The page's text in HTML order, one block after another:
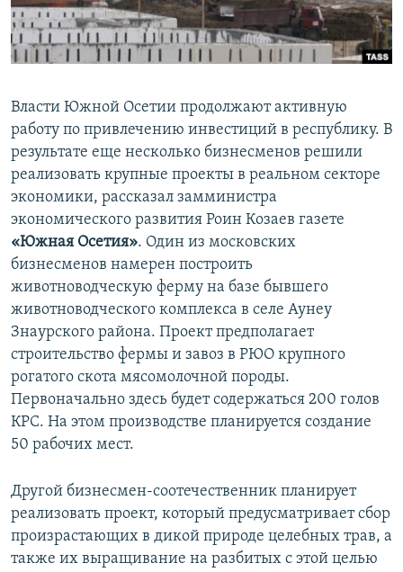
СПОРТ
МИР
БЛОГИ
ГОЛОСА
АРХИВ РАДИОПРОГРАММЫ
Власти Южной Осетии продолжают активную
работу по привлечению инвестиций в республику. В
результате еще несколько бизнесменов решили
реализовать крупные проекты в реальном секторе
экономики, рассказал замминистра
экономического развития Роин Козаев газете
«Южная Осетия». Один из московских
бизнесменов намерен построить
животноводческую ферму на базе бывшего
животноводческого комплекса в селе Аунеу
Знаурского района. Проект предполагает
строительство фермы и завоз в РЮО крупного
рогатого скота мясомолочной породы.
Первоначально здесь будет содержаться 200 голов
КРС. На этом производстве планируется создание
50 рабочих мест.
Другой бизнесмен-соотечественник планирует
реализовать проект, который предусматривает сбор
произрастающих в дикой природе целебных трав, а
также их выращивание на разбитых с этой целью